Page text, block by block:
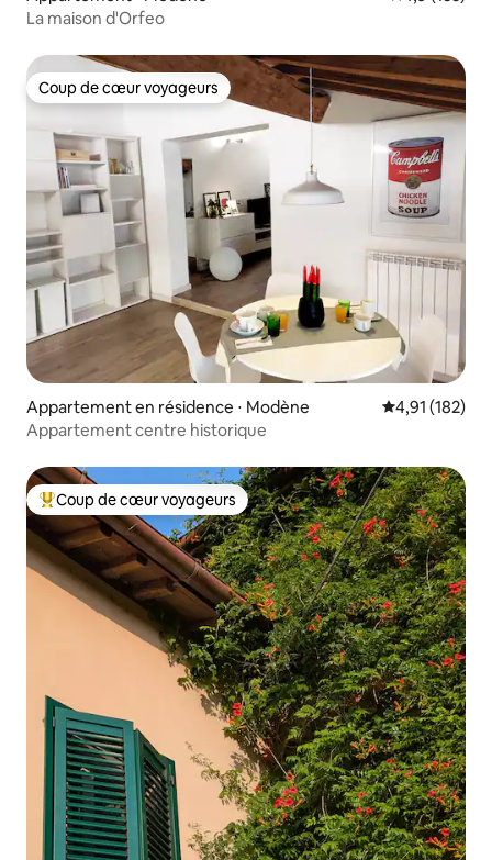
La maison d'Orfeo
Coup de cœur voyageurs
Coup de cœur voyageurs
Appartement en résidence ⋅ Modène Évaluation
4,91 (182)
Appartement centre historique
Coups de cœur voyageurs les plus appréciés
Coup de cœur voyageurs